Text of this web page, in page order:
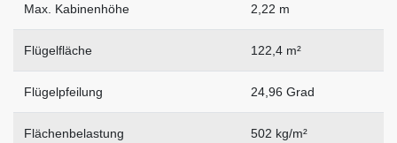
Max. Kabinenhöhe 2,22 m
Flügelfläche 122,4 m²
Flügelpfeilung 24,96 Grad
Flächenbelastung 502 kg/m²